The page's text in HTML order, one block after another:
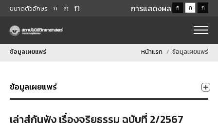
ขนาดตัวอักษร ก ก ก การแสดงผล ก ก ก
ข้อมูลเผยแพร่ หน้าแรก ข้อมูลเผยแพร่
ข้อมูลเผยแพร่
เล่าสู่กันฟัง เรื่องจริยธรรม ฉบับที่ 2/2567